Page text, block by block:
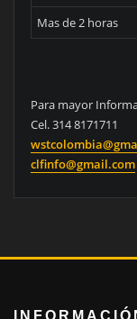
Mas de 2 horas
Para mayor
Cel. 314 8171711
clfinfo@gmail.com